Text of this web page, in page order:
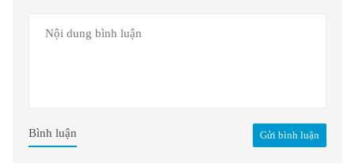
Gửi bình luận
Bình luận